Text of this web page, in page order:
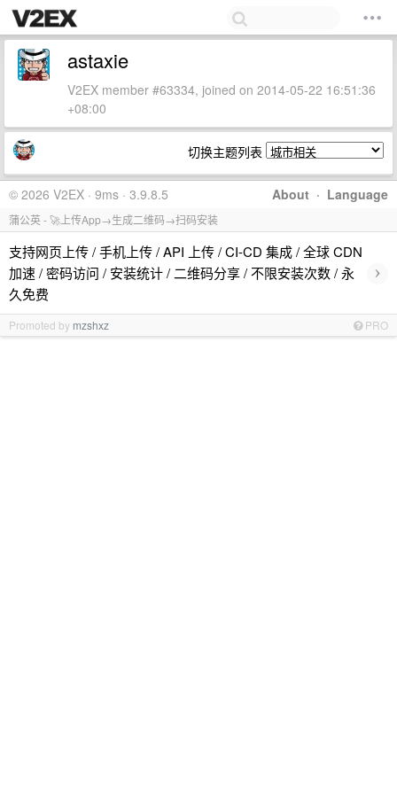
astaxie
V2EX member #63334, joined on 2014-05-22 16:51:36
+08:00
切换主题列表
About · Language
© 2026 V2EX · 9ms · 3.9.8.5
蒲公英 - 🚀上传App→生成二维码→扫码安装
支持网页上传 / 手机上传 / API 上传 / CI-CD 集成 / 全球 CDN
加速 / 密码访问 / 安装统计 / 二维码分享 / 不限安装次数 / 永
久免费
›
Promoted by mzshxz PRO